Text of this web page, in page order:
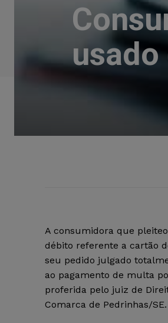
A consumidora que
débito referente a cartão
seu pedido julgado
ao pagamento de multa
proferida pelo juiz de
Comarca de Pedrinhas/SE.